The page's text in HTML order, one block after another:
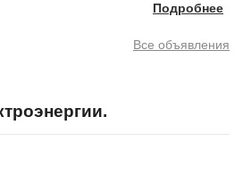
Подробнее
Все объявления